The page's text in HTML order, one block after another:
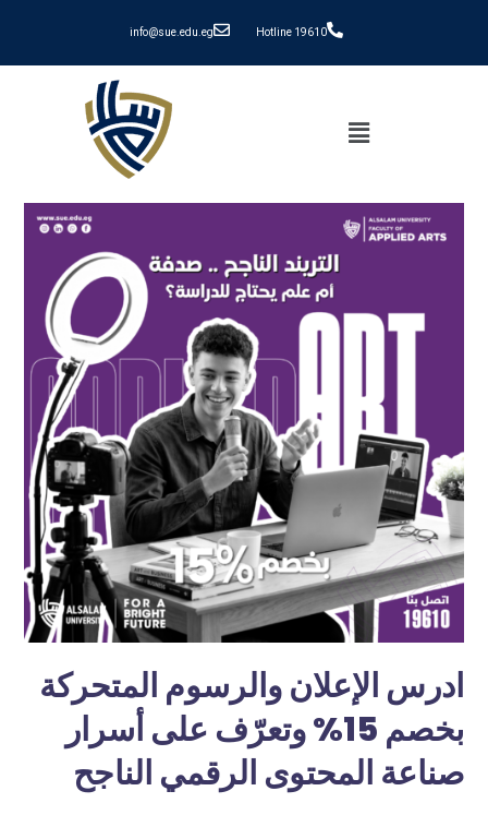
info@sue.edu.eg Hotline 19610
ادرس الإعلان والرسوم المتحركة
بخصم 15% وتعرّف على أسرار
صناعة المحتوى الرقمي الناجح